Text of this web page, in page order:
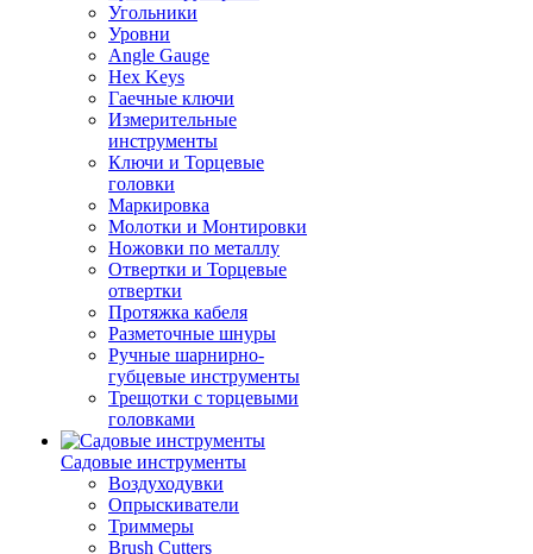
Угольники
Уровни
Angle Gauge
Hex Keys
Гаечные ключи
Измерительные
инструменты
Ключи и Торцевые
головки
Маркировка
Молотки и Монтировки
Ножовки по металлу
Отвертки и Торцевые
отвертки
Протяжка кабеля
Разметочные шнуры
Ручные шарнирно-
губцевые инструменты
Трещотки с торцевыми
головками
Садовые инструменты
Воздуходувки
Опрыскиватели
Триммеры
Brush Cutters